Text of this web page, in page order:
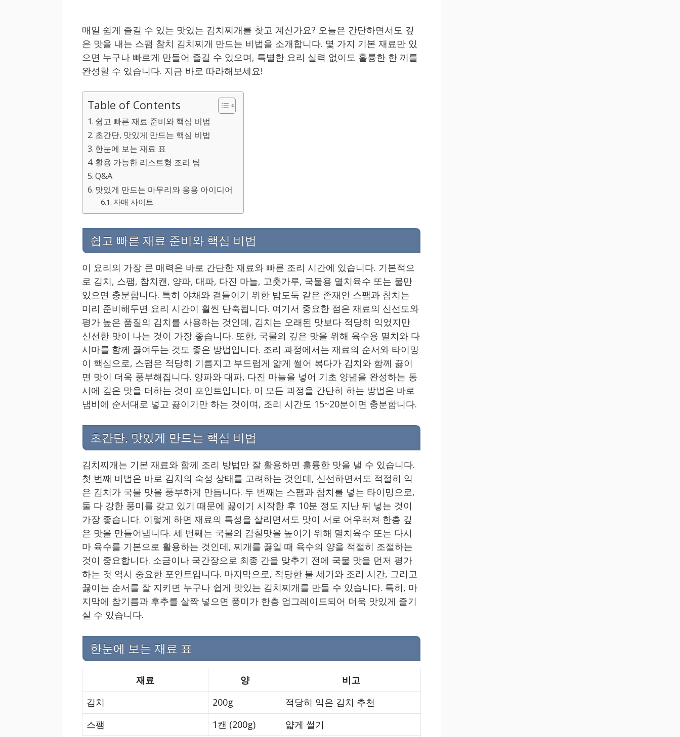
매일 쉽게 즐길 수 있는 맛있는 김치찌개를 찾고 계신가요? 오늘은 간단하면서도 깊
은 맛을 내는 스팸 참치 김치찌개 만드는 비법을 소개합니다. 몇 가지 기본 재료만 있
으면 누구나 빠르게 만들어 즐길 수 있으며, 특별한 요리 실력 없이도 훌륭한 한 끼를
완성할 수 있습니다. 지금 바로 따라해보세요!
Table of Contents
쉽고 빠른 재료 준비와 핵심 비법
초간단, 맛있게 만드는 핵심 비법
한눈에 보는 재료 표
활용 가능한 리스트형 조리 팁
Q&A
맛있게 만드는 마무리와 응용 아이디어
자매 사이트
쉽고 빠른 재료 준비와 핵심 비법
이 요리의 가장 큰 매력은 바로 간단한 재료와 빠른 조리 시간에 있습니다. 기본적으
로 김치, 스팸, 참치캔, 양파, 대파, 다진 마늘, 고춧가루, 국물용 멸치육수 또는 물만
있으면 충분합니다. 특히 야채와 곁들이기 위한 밥도둑 같은 존재인 스팸과 참치는
미리 준비해두면 요리 시간이 훨씬 단축됩니다. 여기서 중요한 점은 재료의 신선도와
평가 높은 품질의 김치를 사용하는 것인데, 김치는 오래된 맛보다 적당히 익었지만
신선한 맛이 나는 것이 가장 좋습니다. 또한, 국물의 깊은 맛을 위해 육수용 멸치와 다
시마를 함께 끓여두는 것도 좋은 방법입니다. 조리 과정에서는 재료의 순서와 타이밍
이 핵심으로, 스팸은 적당히 기름지고 부드럽게 얇게 썰어 볶다가 김치와 함께 끓이
면 맛이 더욱 풍부해집니다. 양파와 대파, 다진 마늘을 넣어 기초 양념을 완성하는 동
시에 깊은 맛을 더하는 것이 포인트입니다. 이 모든 과정을 간단히 하는 방법은 바로
냄비에 순서대로 넣고 끓이기만 하는 것이며, 조리 시간도 15~20분이면 충분합니다.
초간단, 맛있게 만드는 핵심 비법
김치찌개는 기본 재료와 함께 조리 방법만 잘 활용하면 훌륭한 맛을 낼 수 있습니다.
첫 번째 비법은 바로 김치의 숙성 상태를 고려하는 것인데, 신선하면서도 적절히 익
은 김치가 국물 맛을 풍부하게 만듭니다. 두 번째는 스팸과 참치를 넣는 타이밍으로,
둘 다 강한 풍미를 갖고 있기 때문에 끓이기 시작한 후 10분 정도 지난 뒤 넣는 것이
가장 좋습니다. 이렇게 하면 재료의 특성을 살리면서도 맛이 서로 어우러져 한층 깊
은 맛을 만들어냅니다. 세 번째는 국물의 감칠맛을 높이기 위해 멸치육수 또는 다시
마 육수를 기본으로 활용하는 것인데, 찌개를 끓일 때 육수의 양을 적절히 조절하는
것이 중요합니다. 소금이나 국간장으로 최종 간을 맞추기 전에 국물 맛을 먼저 평가
하는 것 역시 중요한 포인트입니다. 마지막으로, 적당한 불 세기와 조리 시간, 그리고
끓이는 순서를 잘 지키면 누구나 쉽게 맛있는 김치찌개를 만들 수 있습니다. 특히, 마
지막에 참기름과 후추를 살짝 넣으면 풍미가 한층 업그레이드되어 더욱 맛있게 즐기
실 수 있습니다.
한눈에 보는 재료 표
재료 양
비고
김치
200g
적당히 익은 김치 추천
스팸
1캔 (200g)
얇게 썰기